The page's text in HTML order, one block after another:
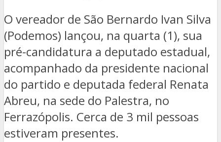
O vereador de São Bernardo Ivan Silva
(Podemos) lançou, na quarta (1), sua
pré-candidatura a deputado estadual,
acompanhado da presidente nacional
do partido e deputada federal Renata
Abreu, na sede do Palestra, no
Ferrazópolis. Cerca de 3 mil pessoas
estiveram presentes.